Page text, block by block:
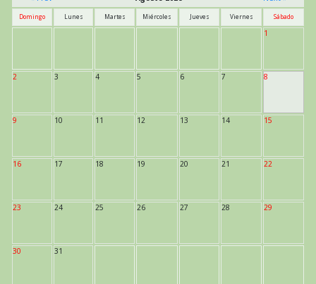
Domingo Lunes Martes Miércoles Jueves Viernes Sábado
1
2 3 4 5 6 7 8
9 10 11 12 13 14 15
16 17 18 19 20 21 22
23 24 25 26 27 28 29
30 31